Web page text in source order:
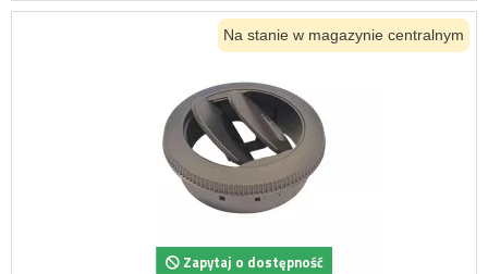
Na stanie w magazynie centralnym
Zapytaj o dostępność